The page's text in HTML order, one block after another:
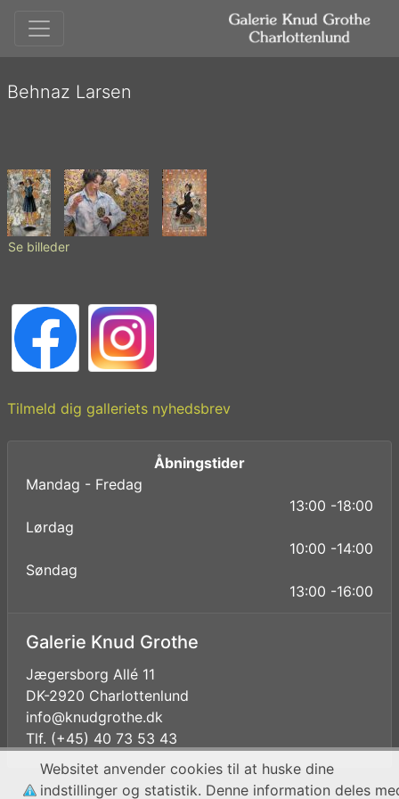
Behnaz Larsen
Se billeder
Tilmeld dig galleriets nyhedsbrev
Åbningstider
Mandag - Fredag
13:00 -18:00
Lørdag
10:00 -14:00
Søndag
13:00 -16:00
Galerie Knud Grothe
Jægersborg Allé 11
DK-2920 Charlottenlund
info@knudgrothe.dk
Tlf. (+45) 40 73 53 43
Websitet anvender cookies til at huske dine
indstillinger og statistik. Denne information deles